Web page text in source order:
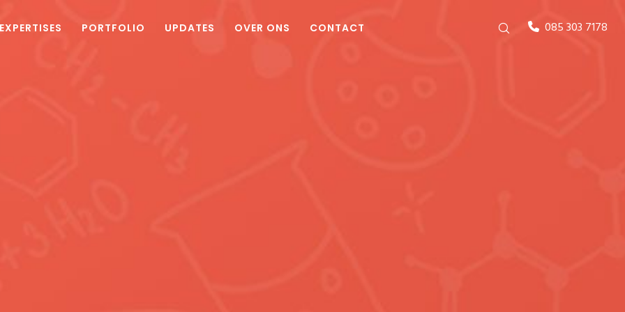
085 303 7178
EXPERTISES PORTFOLIO UPDATES OVER ONS CONTACT